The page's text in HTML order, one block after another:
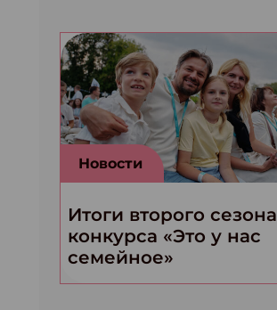
Новости
Итоги второго сезона
конкурса «Это у нас
семейное»